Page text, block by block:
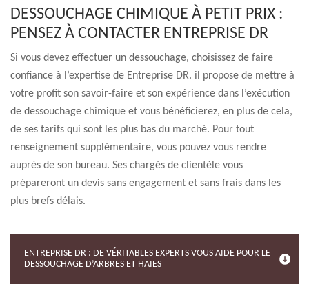
DESSOUCHAGE CHIMIQUE À PETIT PRIX :
PENSEZ À CONTACTER ENTREPRISE DR
Si vous devez effectuer un dessouchage, choisissez de faire
confiance à l’expertise de Entreprise DR. il propose de mettre à
votre profit son savoir-faire et son expérience dans l’exécution
de dessouchage chimique et vous bénéficierez, en plus de cela,
de ses tarifs qui sont les plus bas du marché. Pour tout
renseignement supplémentaire, vous pouvez vous rendre
auprès de son bureau. Ses chargés de clientèle vous
prépareront un devis sans engagement et sans frais dans les
plus brefs délais.
ENTREPRISE DR : DE VÉRITABLES EXPERTS VOUS AIDE POUR LE
DESSOUCHAGE D’ARBRES ET HAIES